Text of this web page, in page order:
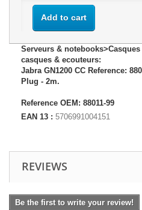
Add to cart
Serveurs &
casques & ecouteurs:
Jabra GN1200 CC Reference:
Plug - 2m.
Reference OEM: 88011-99
EAN 13 : 5706991004151
REVIEWS
Be the first to write your review!